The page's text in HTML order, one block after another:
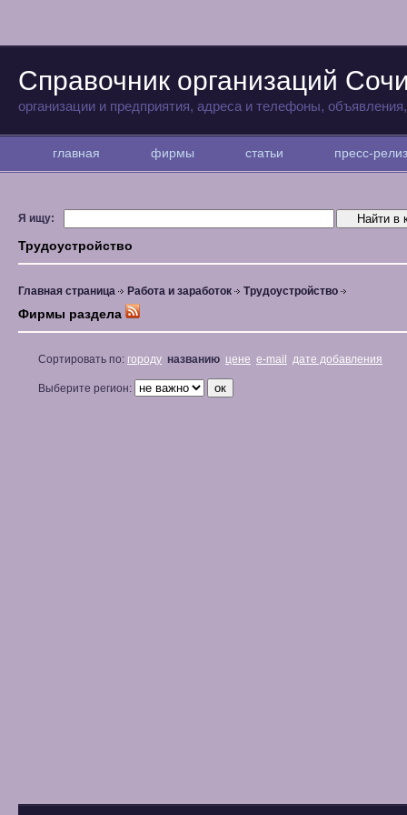
Справочник организаций
организации и предприятия, адреса и телефоны,
главная фирмы статьи пресс-
Я ищу:
Трудоустройство
Главная страница Работа и заработок Трудоустройство
Фирмы раздела
Сортировать по: городу названию цене e-mail дате добавления
Выберите регион: